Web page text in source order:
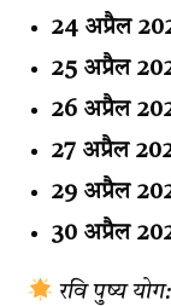
24 अप्रैल
25 अप्रैल
26 अप्रैल
27 अप्रैल
29 अप्रैल
30 अप्रैल
रवि पुष्य योग: